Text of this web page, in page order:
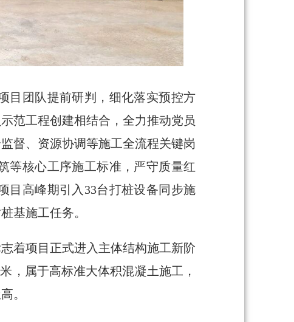
目团队提前研判，细化落实预控方
范工程创建相结合，全力推动党员
督、资源协调等施工全流程关键岗
等核心工序施工标准，严守质量红
目高峰期引入33台打桩设备同步施
基施工任务。
着项目正式进入主体结构施工新阶
，属于高标准大体积混凝土施工，
。